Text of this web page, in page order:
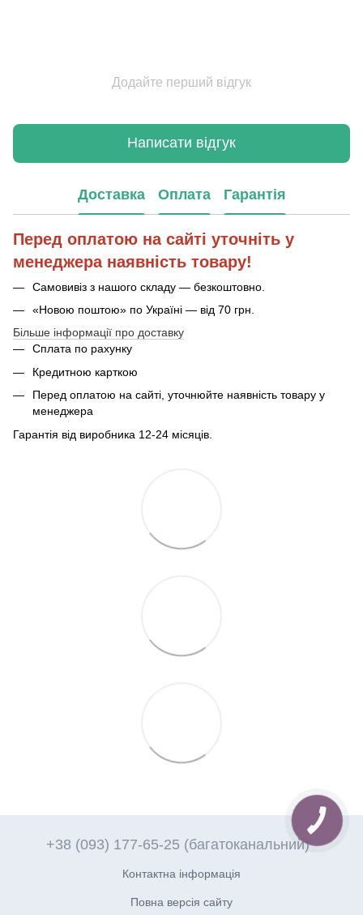
Додайте перший відгук
Написати відгук
Доставка Оплата Гарантія
Перед оплатою на сайті уточніть у
менеджера наявність товару!
Самовивіз з нашого складу — безкоштовно.
«Новою поштою» по Україні — від 70 грн.
Більше інформації про доставку
Сплата по рахунку
Кредитною карткою
Перед оплатою на сайті, уточнюйте наявність товару у
менеджера
Гарантія від виробника 12-24 місяців.
+38 (093) 177-65-25 (багатоканальний)
Контактна інформація
Повна версія сайту